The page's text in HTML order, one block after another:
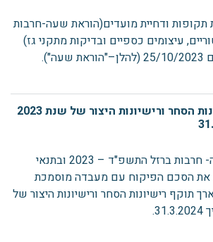
ודחיית מועדים(הוראת שעה-חרבות
עיצומים כספיים ובדיקות מתקני גז)
הארכת תוקף רישיונות הסחר ורישיונות היצור של שנת 2023
בהתאם להוראת שעה- חרבות ברזל התשפ"ד – 2023 ובתנאי
את הסכם הפיקוח עם מעבדה מוסמכת
לשנת 2024, יוארך תוקף רישיונות הסחר ורישיונות היצור של